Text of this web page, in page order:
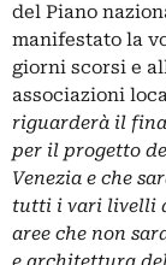
del Piano
manifestato la
giorni scorsi e
associazioni
riguarderà il
per il progetto
Venezia e che
tutti i vari livelli
aree che non